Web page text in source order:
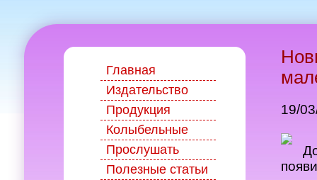
Главная
Издательство
Продукция
Колыбельные
Прослушать
Полезные статьи
19/